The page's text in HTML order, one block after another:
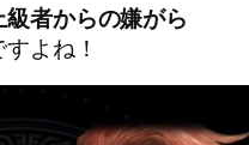
級者からの嫌がら
よね！